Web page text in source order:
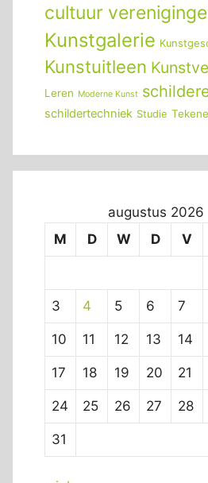
cultuur
Kunstgalerie
Kunstuitleen
Leren Moderne Kunst
schildertechniek Studie
augustus 2026
M
D W D V
3 4 5 6 7
10 11 12 13 14
17 18 19 20 21
24 25 26 27 28
31